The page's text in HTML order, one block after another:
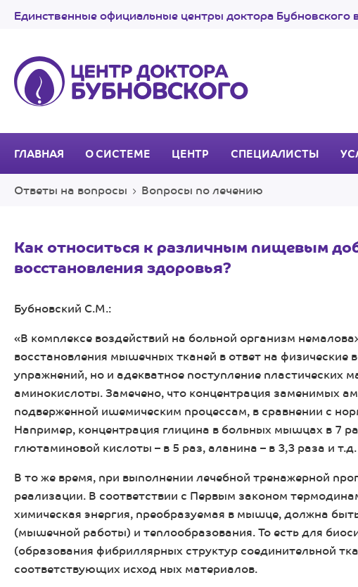
Единственные официальные центры доктора Бубновского
ГЛАВНАЯ О СИСТЕМЕ ЦЕНТР СПЕЦИАЛИСТЫ
Ответы на вопросы Вопросы по лечению
Как относиться к различным пищевым
восстановления здоровья?
Бубновский С.М.:
«В комплексе воздействий на больной организм
восстановления мышечных тканей в ответ на физические
упражнений, но и адекватное поступление
аминокислоты. Замечено, что концентрация заменимых
подверженной ишемическим процессам, в сравнении с
Например, концентрация глицина в больных мышцах в 7
глютаминовой кислоты – в 5 раз, аланина – в 3,3 раза и т.д.
В то же время, при выполнении лечебной тренажерной
реализации. В соответствии с Первым законом
химическая энергия, преобразуемая в мышце, должна
(мышечной работы) и теплообразования. То есть для
(образования фибриллярных структур соединительной
соответствующих исход ных материалов.